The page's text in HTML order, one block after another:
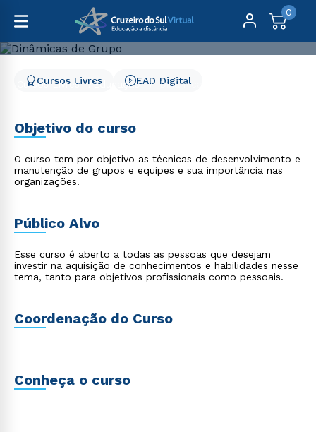
0
Cursos Livres Educação Dinâmicas de Grupo
Cursos Livres EAD Digital
Objetivo do curso
O curso tem por objetivo as técnicas de desenvolvimento e
manutenção de grupos e equipes e sua importância nas
organizações.
Público Alvo
Esse curso é aberto a todas as pessoas que desejam
investir na aquisição de conhecimentos e habilidades nesse
tema, tanto para objetivos profissionais como pessoais.
Coordenação do Curso
Conheça o curso